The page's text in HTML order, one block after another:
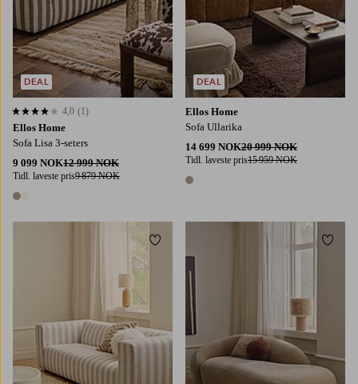
Ellos Home
Sofa Lisa 3-seters
9 099 NOK12 999 NOK
Tidl. laveste pris9 879 NOK
2 farger
4,0 basert på 1 karaktergivninger
4,0 (1)
DEAL
Ellos Home
Sofa Ullarika
14 699 NOK20 999 NOK
Tidl. laveste pris15 959 NOK
1 farge
DEAL
Legg til favoritter